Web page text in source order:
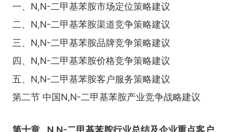
一、N,N-二甲基苯胺市场定位策略建议
二、N,N-二甲基苯胺渠道竞争策略建议
三、N,N-二甲基苯胺品牌竞争策略建议
四、N,N-二甲基苯胺价格竞争策略建议
五、N,N-二甲基苯胺客户服务策略建议
第二节 中国N,N-二甲基苯胺产业竞争战略建议